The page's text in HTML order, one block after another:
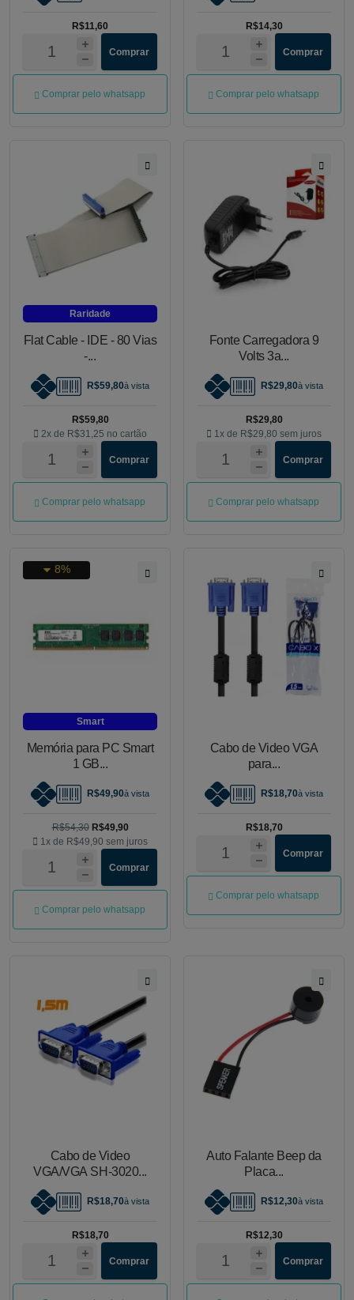
R$11,60
Comprar
Comprar pelo whatsapp
R$14,30
Comprar
Comprar pelo whatsapp
Raridade
Flat Cable - IDE - 80 Vias
-...
R$59,80à vista
R$59,80
2x de R$31,25 no cartão
Comprar
Comprar pelo whatsapp
Fonte Carregadora 9
Volts 3a...
R$29,80à vista
R$29,80
1x de R$29,80 sem juros
Comprar
Comprar pelo whatsapp
Smart
8%
Memória para PC Smart
1 GB...
R$49,90à vista
R$54,30 R$49,90
1x de R$49,90 sem juros
Comprar
Comprar pelo whatsapp
Cabo de Video VGA
para...
R$18,70à vista
R$18,70
Comprar
Comprar pelo whatsapp
Cabo de Video
VGA/VGA SH-3020...
R$18,70à vista
R$18,70
Comprar
Auto Falante Beep da
Placa...
R$12,30à vista
R$12,30
Comprar